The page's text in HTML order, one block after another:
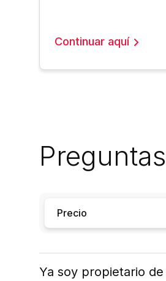
Continuar aquí
Precio
Ya soy propietario